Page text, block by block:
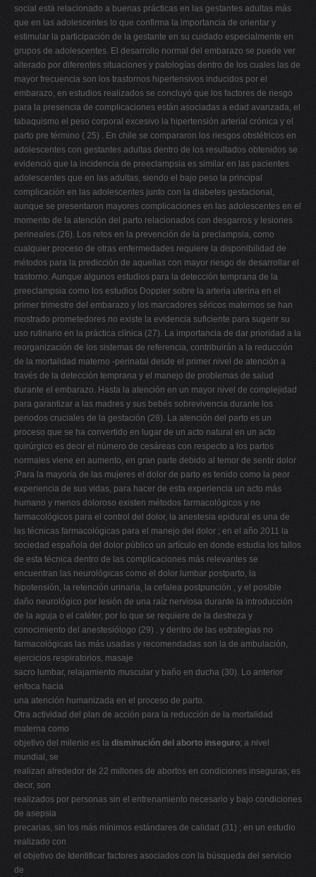
social está relacionado a buenas prácticas en las gestantes adultas más
que en las adolescentes lo que confirma la importancia de orientar y
estimular la participación de la gestante en su cuidado especialmente en
grupos de adolescentes. El desarrollo normal del embarazo se puede ver
alterado por diferentes situaciones y patologías dentro de los cuales las de
mayor frecuencia son los trastornos hipertensivos inducidos por el
embarazo, en estudios realizados se concluyó que los factores de riesgo
para la presencia de complicaciones están asociadas a edad avanzada, el
tabaquismo el peso corporal excesivo la hipertensión arterial crónica y el
parto pre término ( 25) . En chile se compararon los riesgos obstétricos en
adolescentes con gestantes adultas dentro de los resultados obtenidos se
evidenció que la incidencia de preeclampsia es similar en las pacientes
adolescentes que en las adultas, siendo el bajo peso la principal
complicación en las adolescentes junto con la diabetes gestacional,
aunque se presentaron mayores complicaciones en las adolescentes en el
momento de la atención del parto relacionados con desgarros y lesiones
perineales.(26). Los retos en la prevención de la preclampsia, como
cualquier proceso de otras enfermedades requiere la disponibilidad de
métodos para la predicción de aquellas con mayor riesgo de desarrollar el
trastorno. Aunque algunos estudios para la detección temprana de la
preeclampsia como los estudios Doppler sobre la arteria uterina en el
primer trimestre del embarazo y los marcadores séricos maternos se han
mostrado prometedores no existe la evidencia suficiente para sugerir su
uso rutinario en la práctica clínica (27). La importancia de dar prioridad a la
reorganización de los sistemas de referencia, contribuirán a la reducción
de la mortalidad materno -perinatal desde el primer nivel de atención a
través de la detección temprana y el manejo de problemas de salud
durante el embarazo. Hasta la atención en un mayor nivel de complejidad
para garantizar a las madres y sus bebés sobrevivencia durante los
periodos cruciales de la gestación (28). La atención del parto es un
proceso que se ha convertido en lugar de un acto natural en un acto
quirúrgico es decir el número de cesáreas con respecto a los partos
normales viene en aumento, en gran parte debido al temor de sentir dolor
;Para la mayoría de las mujeres el dolor de parto es tenido como la peor
experiencia de sus vidas, para hacer de esta experiencia un acto más
humano y menos doloroso existen métodos farmacológicos y no
farmacológicos para el control del dolor, la anestesia epidural es una de
las técnicas farmacológicas para el manejo del dolor ; en el año 2011 la
sociedad española del dolor público un artículo en donde estudia los fallos
de esta técnica dentro de las complicaciones más relevantes se
encuentran las neurológicas como el dolor lumbar postparto, la
hipotensión, la retención urinaria, la cefalea postpunción , y el posible
daño neurológico por lesión de una raíz nerviosa durante la introducción
de la aguja o el catéter, por lo que se requiere de la destreza y
conocimiento del anestesiólogo (29) . y dentro de las estrategias no
farmacológicas las más usadas y recomendadas son la de ambulación,
ejercicios respiratorios, masaje
sacro lumbar, relajamiento muscular y baño en ducha (30). Lo anterior
enfoca hacia
una atención humanizada en el proceso de parto.
Otra actividad del plan de acción para la reducción de la mortalidad
materna como
objetivo del milenio es la disminución del aborto inseguro; a nivel
mundial, se
realizan alrededor de 22 millones de abortos en condiciones inseguras; es
decir, son
realizados por personas sin el entrenamiento necesario y bajo condiciones
de asepsia
precarias, sin los más mínimos estándares de calidad (31) ; en un estudio
realizado con
el objetivo de Identificar factores asociados con la búsqueda del servicio
de